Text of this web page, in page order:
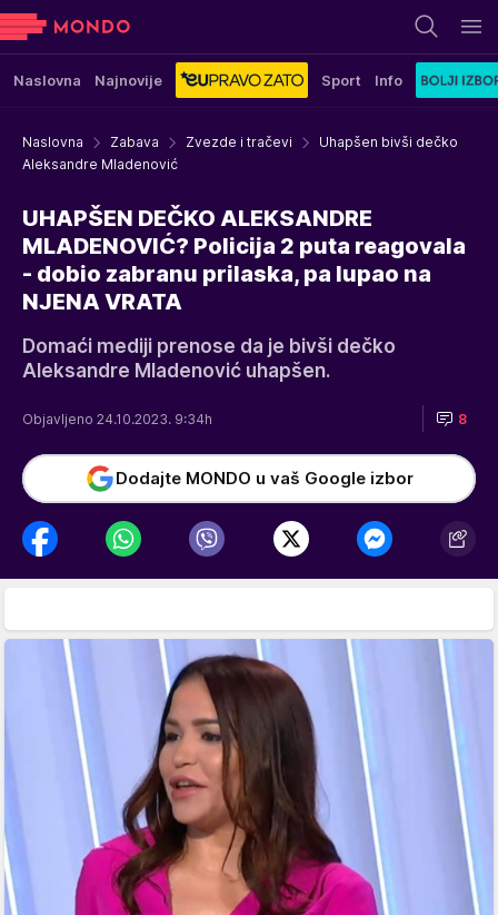
Naslovna Najnovije Sport Info
Naslovna Zabava Zvezde i tračevi
Uhapšen bivši dečko
Aleksandre Mladenović
UHAPŠEN DEČKO ALEKSANDRE
MLADENOVIĆ? Policija 2 puta reagovala
- dobio zabranu prilaska, pa lupao na
NJENA VRATA
Domaći mediji prenose da je bivši dečko
Aleksandre Mladenović uhapšen.
Objavljeno 24.10.2023. 9:34h 8
Dodajte MONDO u vaš Google izbor